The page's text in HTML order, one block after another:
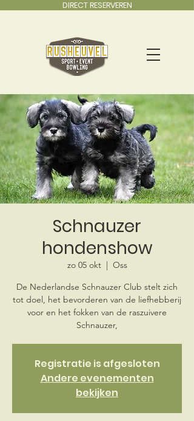
DIRECT RESERVEREN
Schnauzer
hondenshow
zo 05 okt
  |
Oss
De Nederlandse Schnauzer Club stelt zich
tot doel, het bevorderen van de liefhebberij
voor en het fokken van de raszuivere
Schnauzer,
Registratie is afgesloten
Andere evenementen
bekijken